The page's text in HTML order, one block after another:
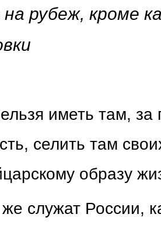
рубеж, кроме
иметь там, за
селить там
образу
служат России,